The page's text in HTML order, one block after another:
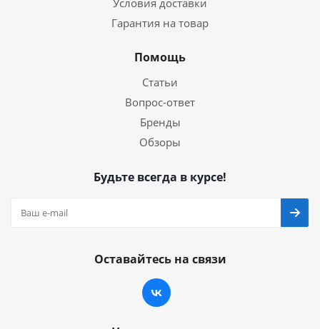
Условия доставки
Гарантия на товар
Помощь
Статьи
Вопрос-ответ
Бренды
Обзоры
Будьте всегда в курсе!
Оставайтесь на связи